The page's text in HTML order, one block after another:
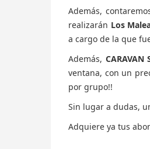
Además,
realizarán Los
a cargo de la que
Además, CARAVAN
ventana, con un
por grupo!!
Sin lugar a dudas,
Adquiere ya tus